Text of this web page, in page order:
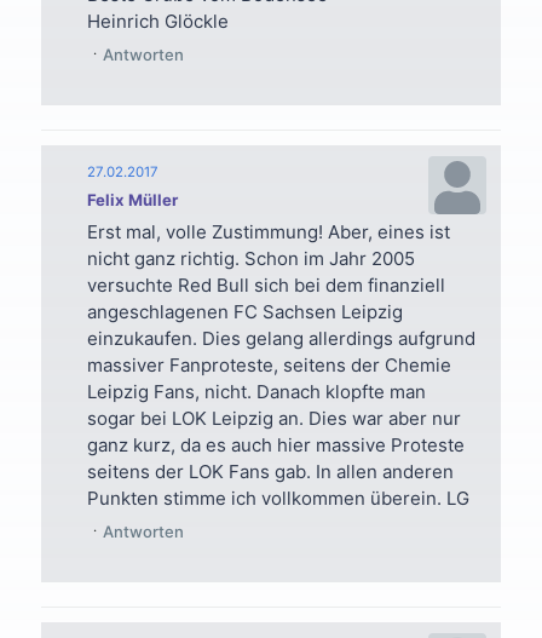
Heinrich Glöckle
Antworten
Felix Müller
27.02.2017
Erst mal, volle Zustimmung! Aber, eines ist
nicht ganz richtig. Schon im Jahr 2005
versuchte Red Bull sich bei dem finanziell
angeschlagenen FC Sachsen Leipzig
einzukaufen. Dies gelang allerdings aufgrund
massiver Fanproteste, seitens der Chemie
Leipzig Fans, nicht. Danach klopfte man
sogar bei LOK Leipzig an. Dies war aber nur
ganz kurz, da es auch hier massive Proteste
seitens der LOK Fans gab. In allen anderen
Punkten stimme ich vollkommen überein. LG
Antworten